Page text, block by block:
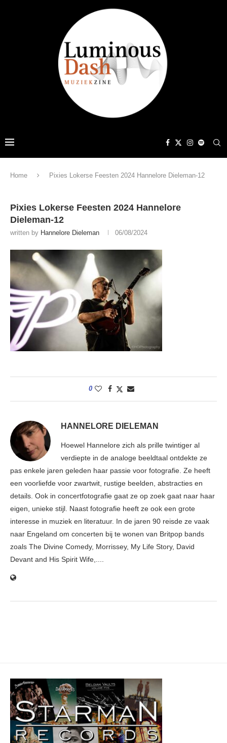
Home Pixies Lokerse Feesten 2024 Hannelore Dieleman-12
Pixies Lokerse Feesten 2024 Hannelore
Dieleman-12
written by Hannelore Dieleman 06/08/2024
0
HANNELORE DIELEMAN
Hoewel Hannelore zich als prille twintiger al
verdiepte in de analoge beeldtaal ontdekte ze
pas enkele jaren geleden haar passie voor fotografie. Ze heeft
een voorliefde voor zwartwit, rustige beelden, abstracties en
details. Ook in concertfotografie gaat ze op zoek gaat naar haar
eigen, unieke stijl. Naast fotografie heeft ze ook een grote
interesse in muziek en literatuur. In de jaren 90 reisde ze vaak
naar Engeland om concerten bij te wonen van Britpop bands
zoals The Divine Comedy, Morrissey, My Life Story, David
Devant and His Spirit Wife,....